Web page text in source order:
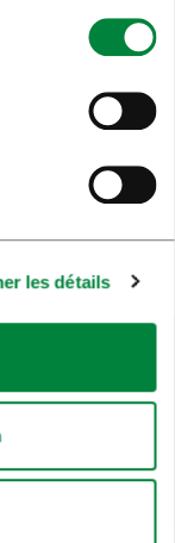
les détails
site